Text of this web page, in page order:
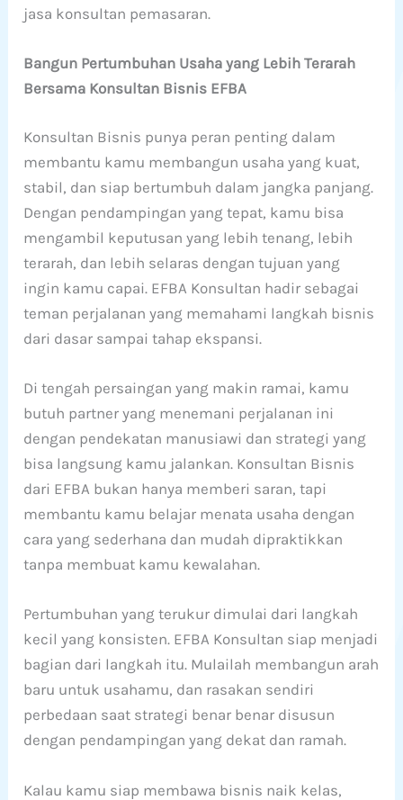
jasa konsultan pemasaran.
Bangun Pertumbuhan Usaha yang Lebih Terarah
Bersama Konsultan Bisnis EFBA
Konsultan Bisnis punya peran penting dalam
membantu kamu membangun usaha yang kuat,
stabil, dan siap bertumbuh dalam jangka panjang.
Dengan pendampingan yang tepat, kamu bisa
mengambil keputusan yang lebih tenang, lebih
terarah, dan lebih selaras dengan tujuan yang
ingin kamu capai. EFBA Konsultan hadir sebagai
teman perjalanan yang memahami langkah bisnis
dari dasar sampai tahap ekspansi.
Di tengah persaingan yang makin ramai, kamu
butuh partner yang menemani perjalanan ini
dengan pendekatan manusiawi dan strategi yang
bisa langsung kamu jalankan. Konsultan Bisnis
dari EFBA bukan hanya memberi saran, tapi
membantu kamu belajar menata usaha dengan
cara yang sederhana dan mudah dipraktikkan
tanpa membuat kamu kewalahan.
Pertumbuhan yang terukur dimulai dari langkah
kecil yang konsisten. EFBA Konsultan siap menjadi
bagian dari langkah itu. Mulailah membangun arah
baru untuk usahamu, dan rasakan sendiri
perbedaan saat strategi benar benar disusun
dengan pendampingan yang dekat dan ramah.
Kalau kamu siap membawa bisnis naik kelas,